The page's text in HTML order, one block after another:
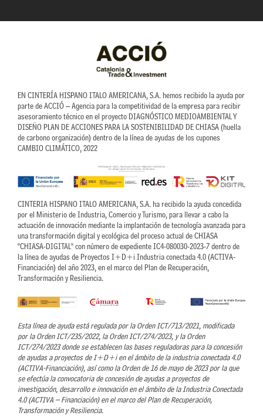
d
i
n
b
e
EN CINTERÍA HISPANO ITALO AMERICANA, S.A. hemos recibido la ayuda por
parte de ACCIÓ – Agencia para la competitividad de la empresa para recibir
asesoramiento técnico en el proyecto DIAGNÓSTICO MEDIOAMBIENTAL Y
DISEÑO PLAN DE ACCIONES PARA LA SOSTENIBILIDAD DE CHIASA (huella
de carbono organización) dentro de la línea de ayudas de los cupones
CAMBIO CLIMÁTICO, 2022
CINTERIA HISPANO ITALO AMERICANA, S.A. ha recibido la ayuda concedida
por el Ministerio de Industria, Comercio y Turismo, para llevar a cabo la
actuación de innovación mediante la implantación de tecnología avanzada para
una transformación digital y ecológica del proceso actual de CHIASA
"CHIASA-DIGITAL" con número de expediente IC4-080030-2023-7 dentro de
la línea de ayudas de Proyectos I+D+i Industria conectada 4.0 (ACTIVA-
Financiación) del año 2023, en el marco del Plan de Recuperación,
Transformación y Resiliencia.
Esta línea de ayuda está regulada por la Orden ICT/713/2021, modificada
por la Orden ICT/235/2022, la Orden ICT/274/2023, y la Orden
ICT/274/2023 donde se establecen las bases reguladoras para la concesión
de ayudas a proyectos de I+D+i en el ámbito de la industria conectada 4.0
(ACTIVA-Financiación), así como la Orden de 16 de mayo de 2023 por la que
se efectúa la convocatoria de concesión de ayudas a proyectos de
investigación, desarrollo e innovación en el ámbito de la Industria Conectada
4.0 (ACTIVA – Financiación) en el marco del Plan de Recuperación,
Transformación y Resiliencia.